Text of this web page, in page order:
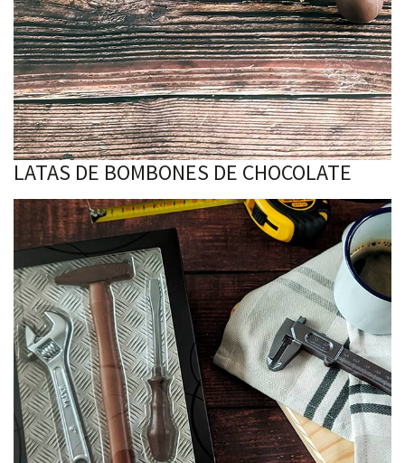
LATAS DE BOMBONES DE CHOCOLATE